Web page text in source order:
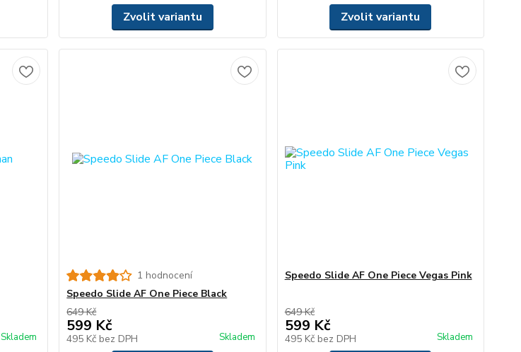
Zvolit variantu Zvolit variantu
Skladem
1 hodnocení
Speedo Slide AF One Piece Black
649 Kč
599 Kč
495 Kč bez DPH Skladem
Speedo Slide AF One Piece Vegas Pink
649 Kč
599 Kč
495 Kč bez DPH Skladem